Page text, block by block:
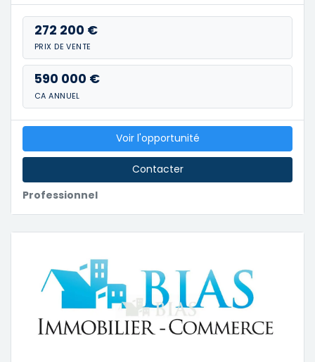
272 200 €
PRIX DE VENTE
590 000 €
CA ANNUEL
Professionnel
Voir l'opportunité
Contacter